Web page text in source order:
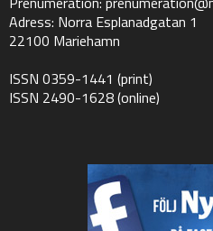
Adress: Norra Esplanadgatan 1
22100 Mariehamn
ISSN 0359-1441 (print)
ISSN 2490-1628 (online)